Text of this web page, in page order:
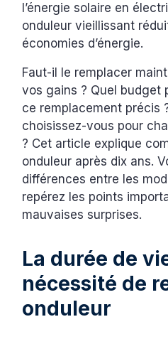
l’énergie solaire en
onduleur vieillissant
économies d’énergie.
Faut-il le remplacer
vos gains ? Quel budget
ce remplacement précis
choisissez-vous pour
? Cet article explique
onduleur après dix ans.
différences entre les
repérez les points
mauvaises surprises.
La durée de
nécessité de
onduleur